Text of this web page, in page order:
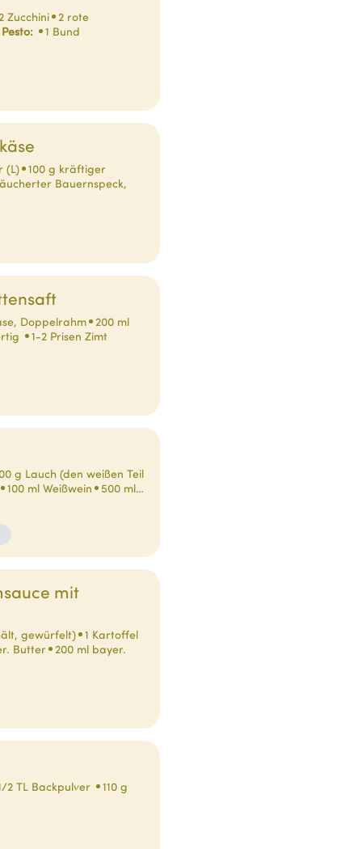
2 Zucchini
2 rote
1 Bund
(L)
100 g kräftiger
Bauernspeck,
Doppelrahm
200 ml
1-2 Prisen Zimt
g Lauch (den weißen Teil
100 ml Weißwein 500 ml…
mit
gewürfelt)
1 Kartoffel
Butter
200 ml bayer.
2 TL Backpulver
110 g